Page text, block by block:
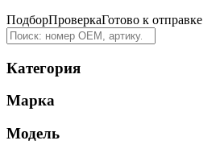
ПодборПроверкаГотово к отправке
Категория
Марка
Модель